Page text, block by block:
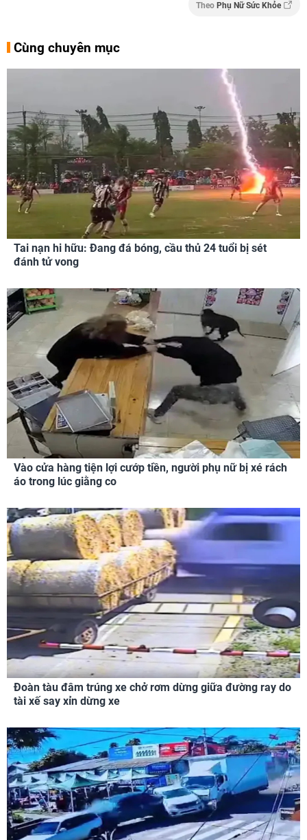
Theo Phụ Nữ Sức Khỏe
Cùng chuyên mục
Tai nạn hi hữu: Đang đá bóng, cầu thủ 24 tuổi bị sét
đánh tử vong
Vào cửa hàng tiện lợi cướp tiền, người phụ nữ bị xé rách
áo trong lúc giằng co
Đoàn tàu đâm trúng xe chở rơm dừng giữa đường ray do
tài xế say xỉn dừng xe